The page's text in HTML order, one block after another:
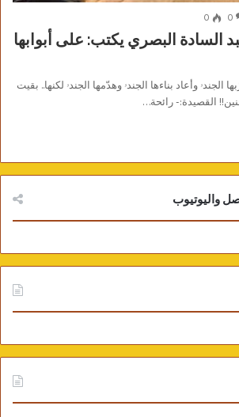
0
0
السادة البصري يكتب: على أبوابها
الجندۥ وأعاد بناءها الجندۥ وهدّمها الجندۥ لكنها.. بقيت
القصيدة:- رائحة…
واليوتيوب